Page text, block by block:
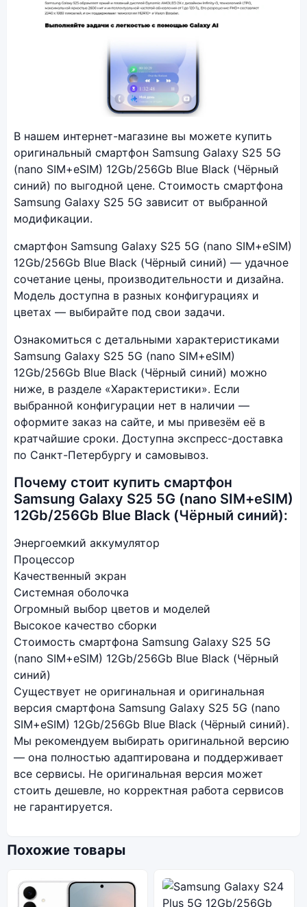
В нашем интернет-магазине вы можете купить
оригинальный смартфон Samsung Galaxy S25 5G
(nano SIM+eSIM) 12Gb/256Gb Blue Black (Чёрный
синий) по выгодной цене. Стоимость смартфона
Samsung Galaxy S25 5G зависит от выбранной
модификации.
смартфон Samsung Galaxy S25 5G (nano SIM+eSIM)
12Gb/256Gb Blue Black (Чёрный синий) — удачное
сочетание цены, производительности и дизайна.
Модель доступна в разных конфигурациях и
цветах — выбирайте под свои задачи.
Ознакомиться с детальными характеристиками
Samsung Galaxy S25 5G (nano SIM+eSIM)
12Gb/256Gb Blue Black (Чёрный синий) можно
ниже, в разделе «Характеристики». Если
выбранной конфигурации нет в наличии —
оформите заказ на сайте, и мы привезём её в
кратчайшие сроки. Доступна экспресс-доставка
по Санкт-Петербургу и самовывоз.
Почему стоит купить смартфон
Samsung Galaxy S25 5G (nano SIM+eSIM)
12Gb/256Gb Blue Black (Чёрный синий):
Энергоемкий аккумулятор
Процессор
Качественный экран
Системная оболочка
Огромный выбор цветов и моделей
Высокое качество сборки
Стоимость смартфона Samsung Galaxy S25 5G
(nano SIM+eSIM) 12Gb/256Gb Blue Black (Чёрный
синий)
Существует не оригинальная и оригинальная
версия смартфона Samsung Galaxy S25 5G (nano
SIM+eSIM) 12Gb/256Gb Blue Black (Чёрный синий).
Мы рекомендуем выбирать оригинальной версию
— она полностью адаптирована и поддерживает
все сервисы. Не оригинальная версия может
стоить дешевле, но корректная работа сервисов
не гарантируется.
Похожие товары